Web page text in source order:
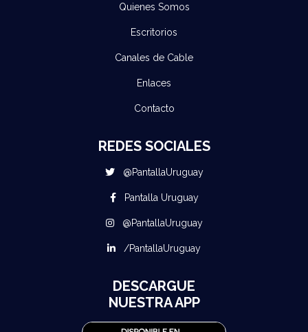
Quienes Somos
Escritorios
Canales de Cable
Enlaces
Contacto
REDES SOCIALES
@PantallaUruguay
Pantalla Uruguay
@PantallaUruguay
/PantallaUruguay
DESCARGUE
NUESTRA APP